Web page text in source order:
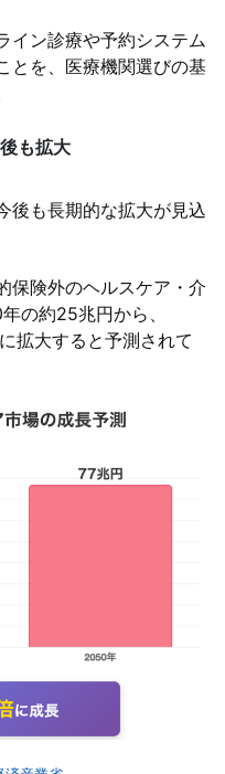
イン診療や予約システム
とを、医療機関選びの基
も拡大
後も長期的な拡大が見込
保険外のヘルスケア・介
の約25兆円から、
拡大すると予測されて